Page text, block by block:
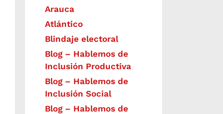
Arauca
Atlántico
Blindaje electoral
Blog – Hablemos de
Inclusión Productiva
Blog – Hablemos de
Inclusión Social
Blog – Hablemos de